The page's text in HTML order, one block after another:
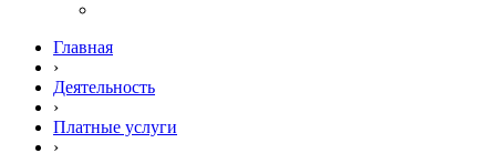
Главная
›
Деятельность
›
Платные услуги
›